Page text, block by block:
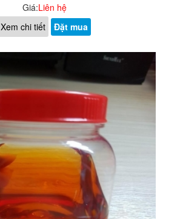
Giá:Liên hệ
Xem chi tiết
Đặt mua